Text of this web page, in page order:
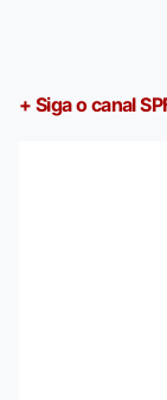
+ Siga o canal